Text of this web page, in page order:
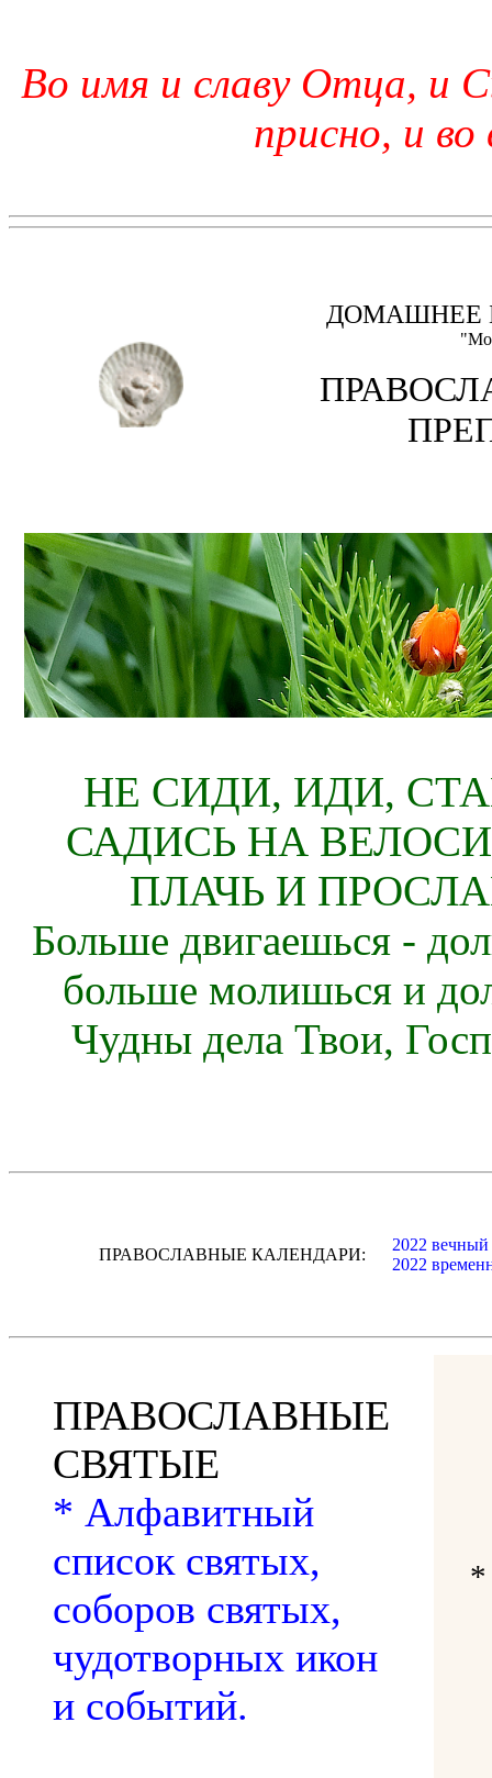
Во имя и славу Отца, и
присно, и во
ДОМАШНЕЕ
НЕ СИДИ, ИДИ,
САДИСЬ НА
ПЛАЧЬ И
Больше двигаешься -
больше молишься и
Чудны дела Твои,
ПРАВОСЛАВНЫЕ КАЛЕНДАРИ:
2022 вечный
2022
ПРАВОСЛАВНЫЕ
СВЯТЫЕ
* Алфавитный
список святых,
соборов святых,
чудотворных икон
и событий.
*